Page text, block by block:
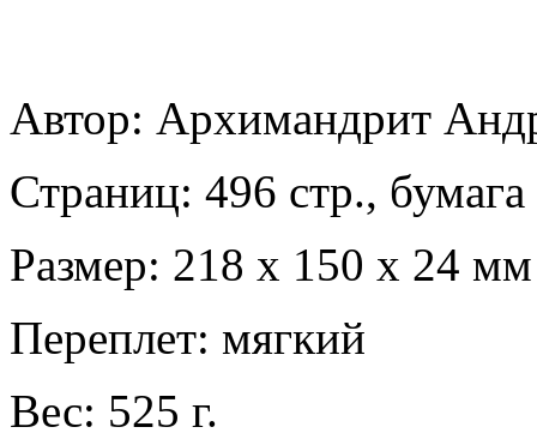
Автор: Архимандрит
Страниц: 496 стр., бумага
Размер: 218 х 150 х 24 мм
Переплет: мягкий
Вес: 525 г.